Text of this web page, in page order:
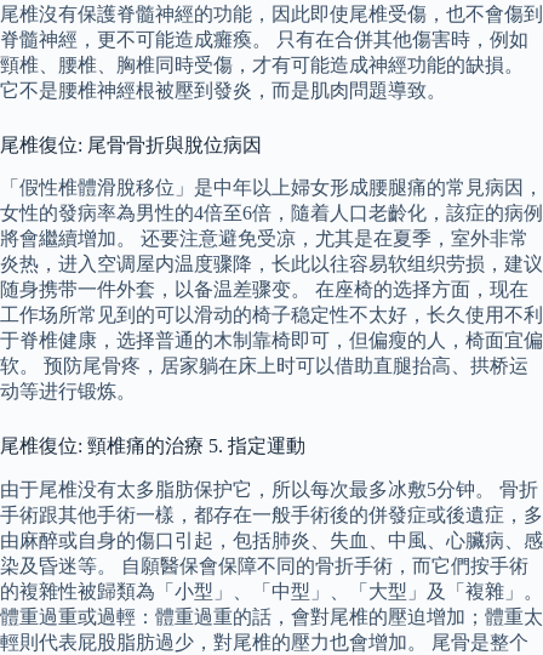
尾椎沒有保護脊髓神經的功能，因此即使尾椎受傷，也不會傷到
脊髓神經，更不可能造成癱瘓。 只有在合併其他傷害時，例如
頸椎、腰椎、胸椎同時受傷，才有可能造成神經功能的缺損。
它不是腰椎神經根被壓到發炎，而是肌肉問題導致。
尾椎復位: 尾骨骨折與脫位病因
「假性椎體滑脫移位」是中年以上婦女形成腰腿痛的常見病因，
女性的發病率為男性的4倍至6倍，隨着人口老齡化，該症的病例
將會繼續增加。 还要注意避免受凉，尤其是在夏季，室外非常
炎热，进入空调屋内温度骤降，长此以往容易软组织劳损，建议
随身携带一件外套，以备温差骤变。 在座椅的选择方面，现在
工作场所常见到的可以滑动的椅子稳定性不太好，长久使用不利
于脊椎健康，选择普通的木制靠椅即可，但偏瘦的人，椅面宜偏
软。 预防尾骨疼，居家躺在床上时可以借助直腿抬高、拱桥运
动等进行锻炼。
尾椎復位: 頸椎痛的治療 5. 指定運動
由于尾椎没有太多脂肪保护它，所以每次最多冰敷5分钟。 骨折
手術跟其他手術一樣，都存在一般手術後的併發症或後遺症，多
由麻醉或自身的傷口引起，包括肺炎、失血、中風、心臟病、感
染及昏迷等。 自願醫保會保障不同的骨折手術，而它們按手術
的複雜性被歸類為「小型」、「中型」、「大型」及「複雜」。
體重過重或過輕：體重過重的話，會對尾椎的壓迫增加；體重太
輕則代表屁股脂肪過少，對尾椎的壓力也會增加。 尾骨是整个